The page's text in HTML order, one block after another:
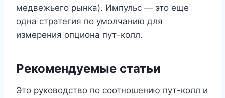
медвежьего рынка). Импульс — это еще
одна стратегия по умолчанию для
измерения опциона пут-колл.
Рекомендуемые статьи
Это руководство по соотношению пут-колл и